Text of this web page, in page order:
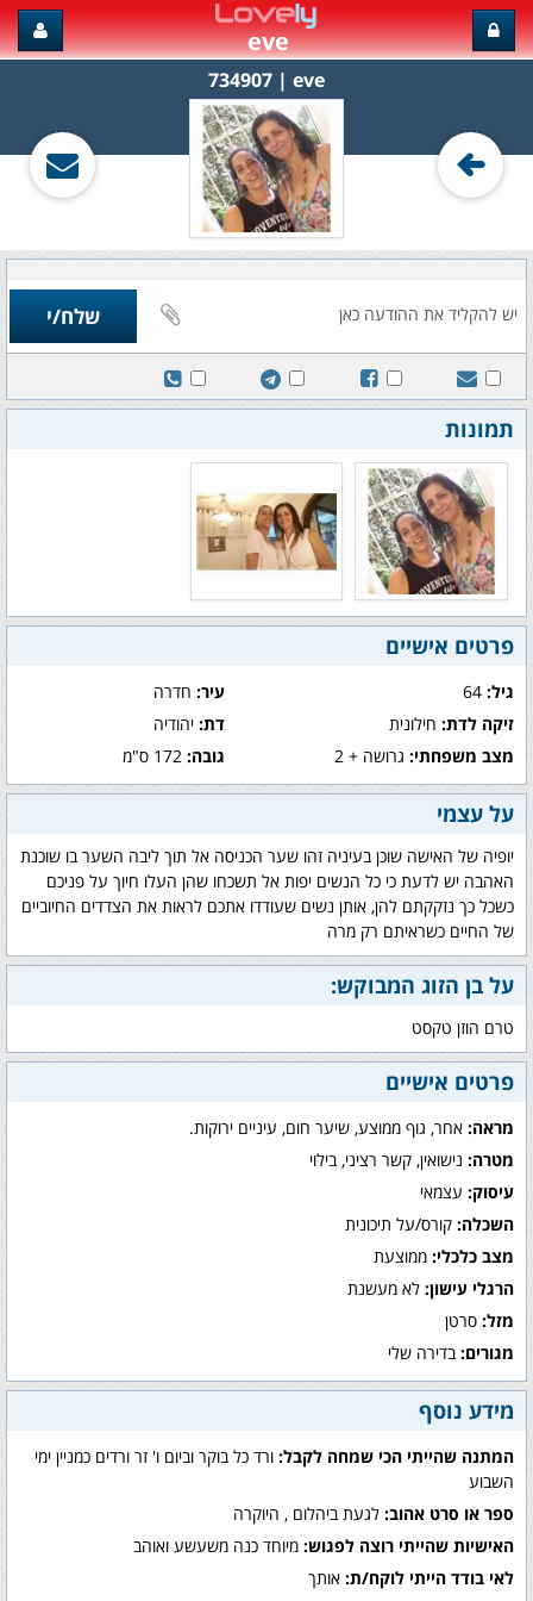
eve
eve‏ | 734907
תמונות
פרטים אישיים
גיל: עיר:חדרה
זיקה לדת: חילונית דת:יהודיה
מצב משפחתי: גרושה + 2 גובה:172 ס"מ
על עצמי
יופיה של האישה שוכן בעיניה זהו שער הכניסה אל תוך ליבה השער בו שוכנת
האהבה יש לדעת כי כל הנשים יפות אל תשכחו שהן העלו חיוך על פניכם
כשכל כך נזקקתם להן, אותן נשים שעודדו אתכם לראות את הצדדים החיוביים
של החיים כשראיתם רק מרה
על בן הזוג המבוקש:
טרם הוזן טקסט
פרטים אישיים
מראה: אחר, גוף ממוצע, שיער חום, עיניים ירוקות.
מטרה: נישואין, קשר רציני, בילוי
עיסוק: עצמאי
השכלה: קורס/על תיכונית
מצב כלכלי: ממוצעת
הרגלי עישון: לא מעשנת
מזל: סרטן
מגורים: בדירה שלי
מידע נוסף
המתנה שהייתי הכי שמחה לקבל: ורד כל בוקר וביום ו' זר ורדים כמניין ימי
השבוע
ספר או סרט אהוב: לגעת ביהלום , היוקרה
האישיות שהייתי רוצה לפגוש: מיוחד כנה משעשע ואוהב
לאי בודד הייתי לוקח/ת: אותך